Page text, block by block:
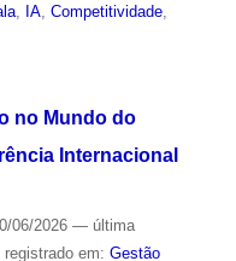
, IA, Competitividade,
no Mundo do
Internacional
06/2026 — última
em: Gestão